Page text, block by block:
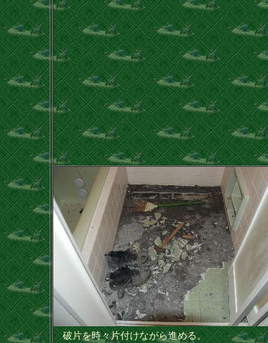
破片を時々片付けながら進める。